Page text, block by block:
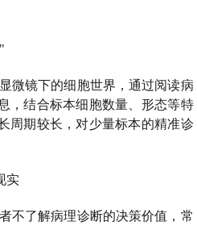
微镜下的细胞世界，通过阅读病
，结合标本细胞数量、形态等特
周期较长，对少量标本的精准诊
实
不了解病理诊断的决策价值，常